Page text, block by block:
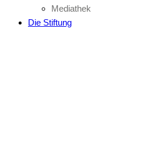
Mediathek
Die Stiftung